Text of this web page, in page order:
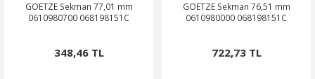
GOETZE Sekman 77,01 mm
0610980700 068198151C
348,46 TL
GOETZE Sekman 76,51 mm
0610980000 068198151C
722,73 TL